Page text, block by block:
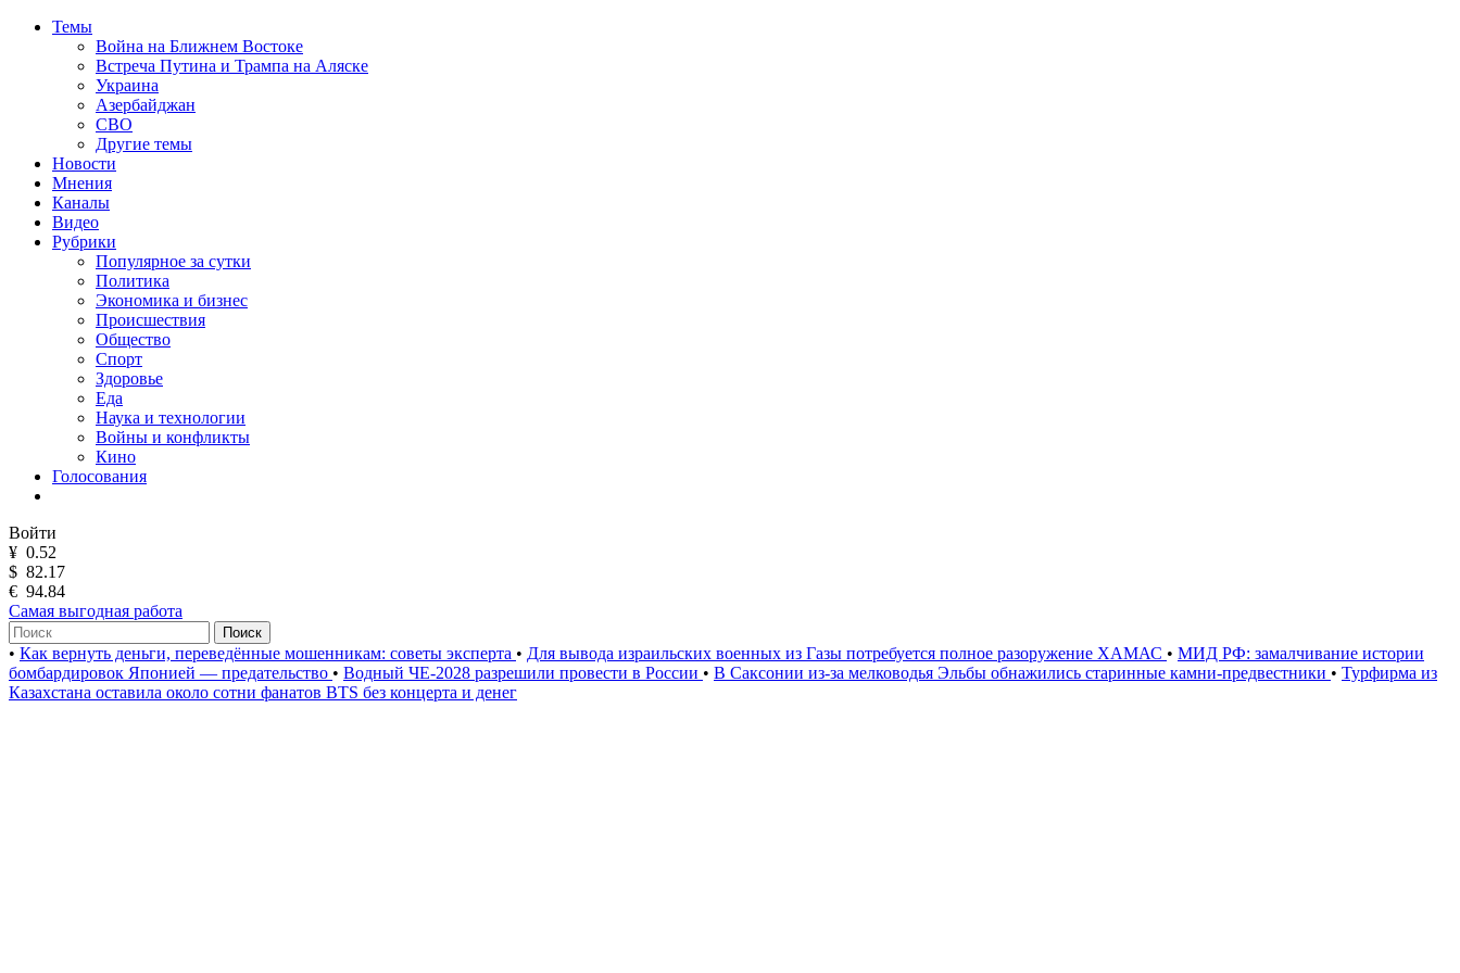
Темы
Война на Ближнем Востоке
Встреча Путина и Трампа на Аляске
Украина
Азербайджан
СВО
Другие темы
Новости
Мнения
Каналы
Видео
Рубрики
Популярное за сутки
Политика
Экономика и бизнес
Происшествия
Общество
Спорт
Здоровье
Еда
Наука и технологии
Войны и конфликты
Кино
Голосования
Войти
¥ 0.52
$ 82.17
€ 94.84
Самая выгодная работа
Поиск
• Как вернуть деньги, переведённые мошенникам: советы эксперта • Для вывода израильских военных из Газы потребуется полное разоружение ХАМАС • МИД РФ: замалчивание истории
бомбардировок Японией — предательство • Водный ЧЕ-2028 разрешили провести в России • В Саксонии из-за мелководья Эльбы обнажились старинные камни-предвестники • Турфирма из
Казахстана оставила около сотни фанатов BTS без концерта и денег